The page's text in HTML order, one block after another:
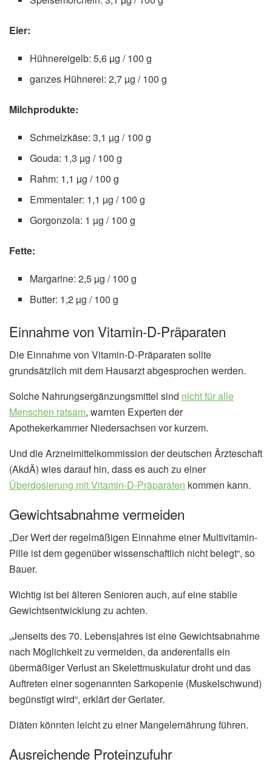
Eier:
Hühnereigelb: 5,6 µg / 100 g
ganzes Hühnerei: 2,7 µg / 100 g
Milchprodukte:
Schmelzkäse: 3,1 µg / 100 g
Gouda: 1,3 µg / 100 g
Rahm: 1,1 µg / 100 g
Emmentaler: 1,1 µg / 100 g
Gorgonzola: 1 µg / 100 g
Fette:
Margarine: 2,5 µg / 100 g
Butter: 1,2 µg / 100 g
Einnahme von Vitamin-D-Präparaten
Die Einnahme von Vitamin-D-Präparaten sollte
grundsätzlich mit dem Hausarzt abgesprochen werden.
Solche Nahrungsergänzungsmittel sind nicht für alle
Menschen ratsam, warnten Experten der
Apothekerkammer Niedersachsen vor kurzem.
Und die Arzneimittelkommission der deutschen Ärzteschaft
(AkdÄ) wies darauf hin, dass es auch zu einer
Überdosierung mit Vitamin-D-Präparaten kommen kann.
Gewichtsabnahme vermeiden
„Der Wert der regelmäßigen Einnahme einer Multivitamin-
Pille ist dem gegenüber wissenschaftlich nicht belegt“, so
Bauer.
Wichtig ist bei älteren Senioren auch, auf eine stabile
Gewichtsentwicklung zu achten.
„Jenseits des 70. Lebensjahres ist eine Gewichtsabnahme
nach Möglichkeit zu vermeiden, da anderenfalls ein
übermäßiger Verlust an Skelettmuskulatur droht und das
Auftreten einer sogenannten Sarkopenie (Muskelschwund)
begünstigt wird“, erklärt der Geriater.
Diäten könnten leicht zu einer Mangelernährung führen.
Ausreichende Proteinzufuhr